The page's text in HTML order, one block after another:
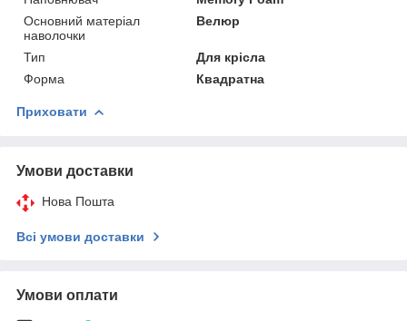
Основний матеріал
наволочки
Велюр
Тип
Для крісла
Форма
Квадратна
Приховати
Умови доставки
Нова Пошта
Всі умови доставки
Умови оплати